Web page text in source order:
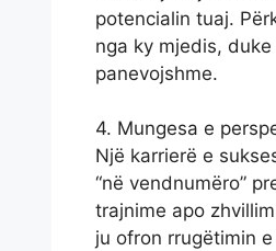
potencialin tuaj.
nga ky mjedis,
panevojshme.
4. Mungesa e
Një karrierë e
“në vendnumëro”
trajnime apo
ju ofron rrugëtimin